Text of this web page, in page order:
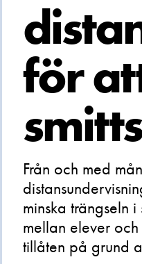
för
Från och med
minska trängseln
mellan elever
tillåten på grund